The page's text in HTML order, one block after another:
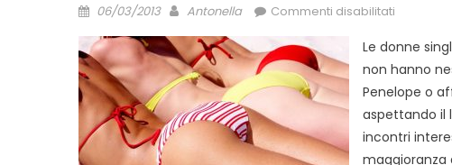
Posted
06/03/2013 Author
Antonella Commenti disabilitati
luoghi
migliori
per
una
vacanza
per
Le donne
non hanno
Penelope o
aspettando il
incontri
maggioranza